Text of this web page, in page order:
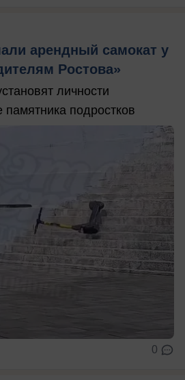
арендный самокат у
Ростова»
личности
памятника подростков
0